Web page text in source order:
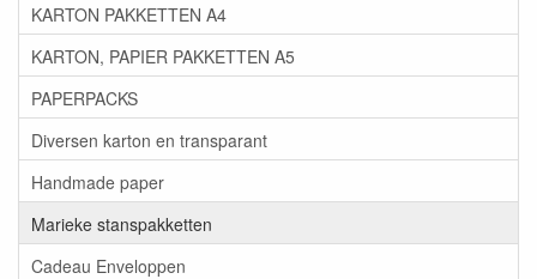
KARTON PAKKETTEN A4
KARTON, PAPIER PAKKETTEN A5
PAPERPACKS
Diversen karton en transparant
Handmade paper
Marieke stanspakketten
Cadeau Enveloppen